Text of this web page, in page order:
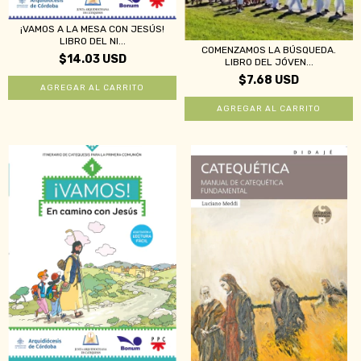
¡VAMOS A LA MESA CON JESÚS!
LIBRO DEL NI...
$14.03 USD
COMENZAMOS LA BÚSQUEDA.
LIBRO DEL JÓVEN...
$7.68 USD